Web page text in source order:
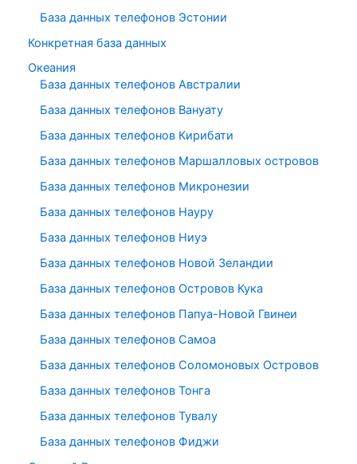
База данных телефонов Эстонии
Конкретная база данных
Океания
База данных телефонов Австралии
База данных телефонов Вануату
База данных телефонов Кирибати
База данных телефонов Маршалловых островов
База данных телефонов Микронезии
База данных телефонов Науру
База данных телефонов Ниуэ
База данных телефонов Новой Зеландии
База данных телефонов Островов Кука
База данных телефонов Папуа-Новой Гвинеи
База данных телефонов Самоа
База данных телефонов Соломоновых Островов
База данных телефонов Тонга
База данных телефонов Тувалу
База данных телефонов Фиджи